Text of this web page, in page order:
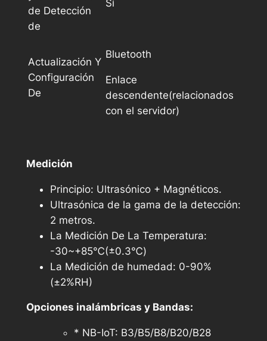
de Detección
de
Sí
Actualización Y
Configuración
De
Bluetooth
Enlace
descendente(relacionados
con el servidor)
Medición
Principio: Ultrasónico + Magnéticos.
Ultrasónica de la gama de la detección:
2 metros.
La Medición De La Temperatura:
-30~+85℃(±0.3℃)
La Medición de humedad: 0-90%
(±2%RH)
Opciones inalámbricas y Bandas:
* NB-IoT: B3/B5/B8/B20/B28